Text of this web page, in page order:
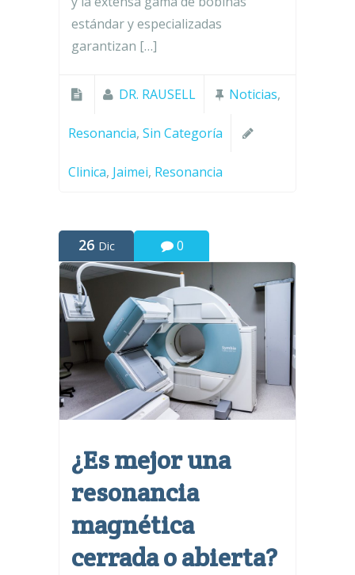
estándar y especializadas
garantizan […]
DR. RAUSELL Noticias,
Resonancia, Sin Categoría
Clinica, Jaimei, Resonancia
26 Dic 0
¿Es mejor una
resonancia
magnética
cerrada o abierta?